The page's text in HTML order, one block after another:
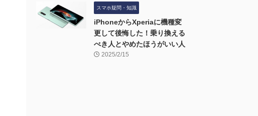
スマホ疑問・知識
iPhoneからXperiaに機種変
更して後悔した！乗り換える
べき人とやめたほうがいい人
2025/2/15